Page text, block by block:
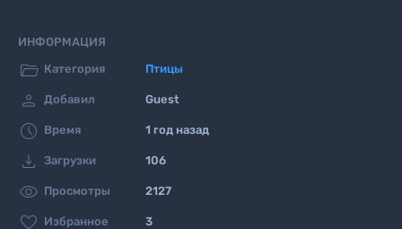
ИНФОРМАЦИЯ
 Категория Птицы
 Добавил Guest
 Время 1 год назад
 Загрузки 106
 Просмотры 2127
 Избранное 3